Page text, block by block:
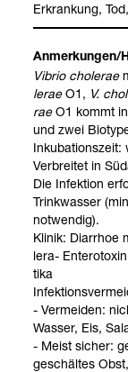
Erkran­kung,
Anmer­kun­gen/
Vibrio cho­le­rae
le­raeO1, V.
raeO1 kommt
und zwei
Inku­ba­ti­ons­zeit:
Ver­brei­tet in
Die Infek­tion
Trink­was­ser
not­wen­dig).
Kli­nik: Diar­rhoe
lera-​
tika
- Ver­mei­den:
Was­ser, Eis,
- Meist sicher:
geschäl­tes